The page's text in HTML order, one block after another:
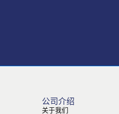
公司介绍
关于我们